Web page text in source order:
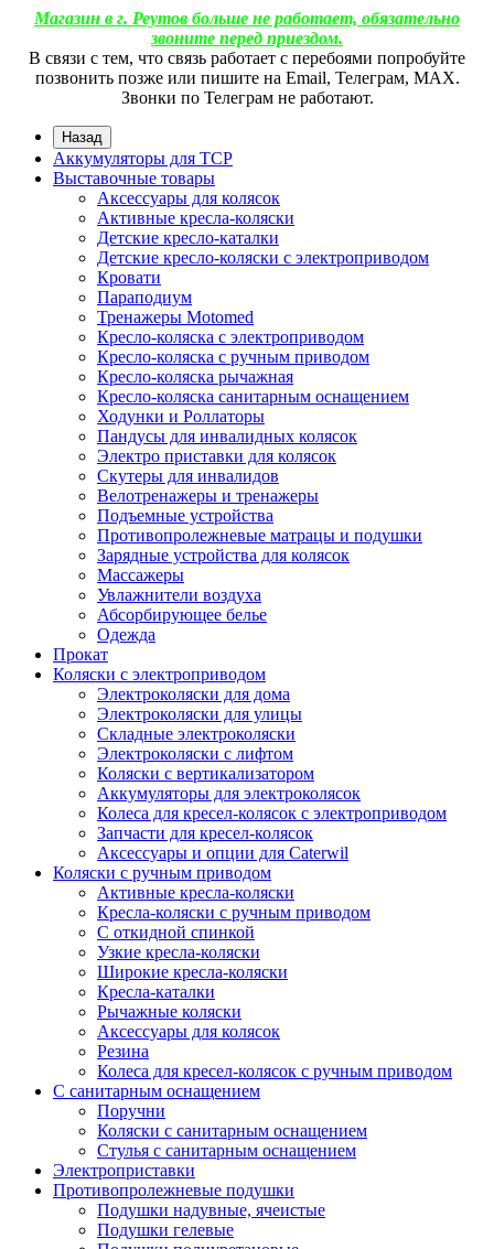
Магазин в г. Реутов больше не работает, обязательно
звоните перед приездом.
В связи с тем, что связь работает с перебоями попробуйте
позвонить позже или пишите на Email, Телеграм, МАХ.
Звонки по Телеграм не работают.
Назад
Аккумуляторы для ТСР
Выставочные товары
Аксессуары для колясок
Активные кресла-коляски
Детские кресло-каталки
Детские кресло-коляски с электроприводом
Кровати
Параподиум
Тренажеры Motomed
Кресло-коляска с электроприводом
Кресло-коляска с ручным приводом
Кресло-коляска рычажная
Кресло-коляска санитарным оснащением
Ходунки и Роллаторы
Пандусы для инвалидных колясок
Электро приставки для колясок
Скутеры для инвалидов
Велотренажеры и тренажеры
Подъемные устройства
Противопролежневые матрацы и подушки
Зарядные устройства для колясок
Массажеры
Увлажнители воздуха
Абсорбирующее белье
Одежда
Прокат
Коляски с электроприводом
Электроколяски для дома
Электроколяски для улицы
Складные электроколяски
Электроколяски с лифтом
Коляски с вертикализатором
Аккумуляторы для электроколясок
Колеса для кресел-колясок с электроприводом
Запчасти для кресел-колясок
Аксессуары и опции для Caterwil
Коляски с ручным приводом
Активные кресла-коляски
Кресла-коляски с ручным приводом
С откидной спинкой
Узкие кресла-коляски
Широкие кресла-коляски
Кресла-каталки
Рычажные коляски
Аксессуары для колясок
Резина
Колеса для кресел-колясок с ручным приводом
С санитарным оснащением
Поручни
Коляски с санитарным оснащением
Стулья с санитарным оснащением
Электроприставки
Противопролежневые подушки
Подушки надувные, ячеистые
Подушки гелевые